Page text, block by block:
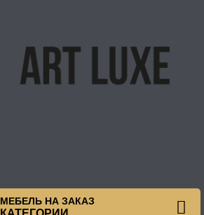
МЕБЕЛЬ НА ЗАКАЗ